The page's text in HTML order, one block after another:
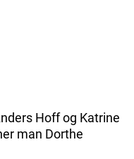
Hoff og Katrine
man Dorthe